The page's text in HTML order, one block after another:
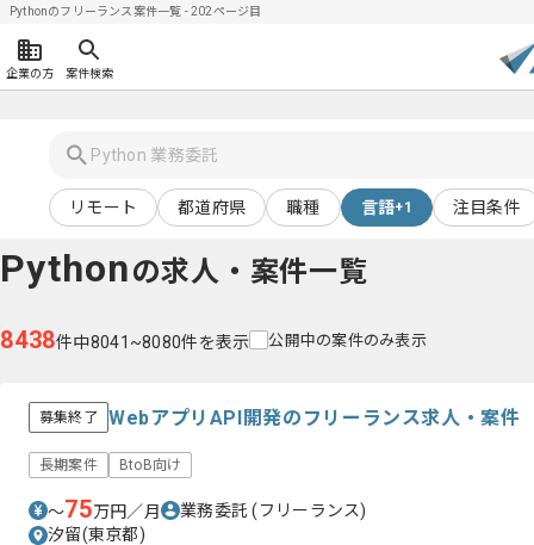
Pythonのフリーランス案件一覧 - 202ページ目
企業の方 案件検索
リモート 都道府県 職種 言語+1 注目条件
Pythonの求人・案件一覧
8438件中8041~8080件を表示 公開中の案件のみ表示
募集終了 WebアプリAPI開発のフリーランス求人・案件
長期案件 BtoB向け
〜75万円／月 業務委託(フリーランス)
汐留(東京都)